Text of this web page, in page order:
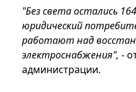
"Без света остались
юридический
работают над
электроснабжения", -
администрации.